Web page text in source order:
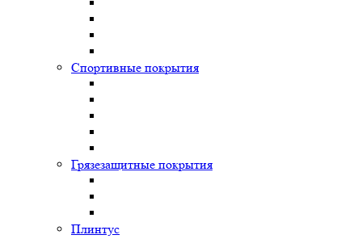
Спортивные покрытия
Грязезащитные покрытия
Плинтус